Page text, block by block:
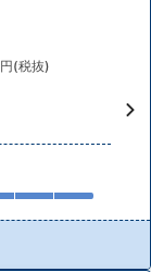
円(税抜)